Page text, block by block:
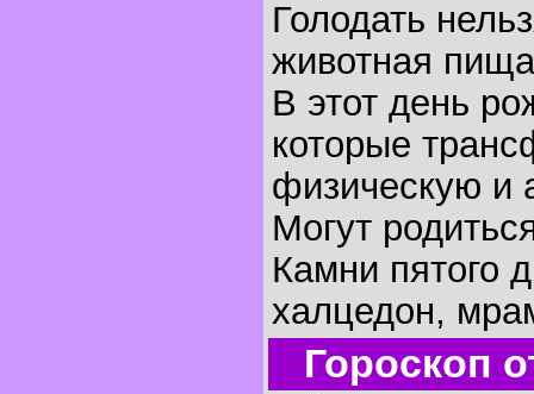
Голодать
животная
В этот день
которые
физическую и
Могут
Камни пятого
халцедон,
Гороскоп